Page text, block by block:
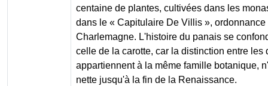
centaine de plantes, cultivées dans les
dans le « Capitulaire De Villis »,
Charlemagne. L'histoire du panais se
celle de la carotte, car la distinction entre les
appartiennent à la même famille botanique,
nette jusqu'à la fin de la Renaissance.